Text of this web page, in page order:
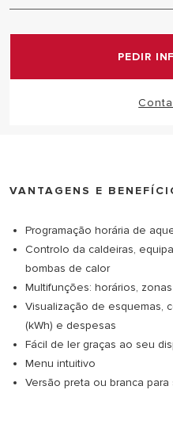
Disponível em 2 cores
PEDIR
VANTAGENS E
Programação horária de
Controlo da caldeiras,
bombas de calor
Multifunções: horários,
Visualização de esquemas,
(kWh) e despesas
Fácil de ler graças ao seu
Menu intuitivo
Versão preta ou branca